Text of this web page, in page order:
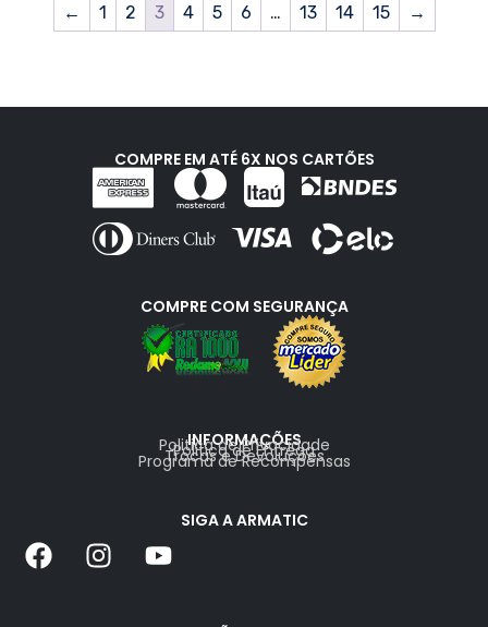
← 1 2 3 4 5 6 … 13 14 15 →
COMPRE EM ATÉ 6X NOS CARTÕES
COMPRE COM SEGURANÇA
INFORMAÇÕES
Politica de Privacidade
Politica de Entrega
Trocas e Devoluções
Programa de Recompensas
SIGA A ARMATIC